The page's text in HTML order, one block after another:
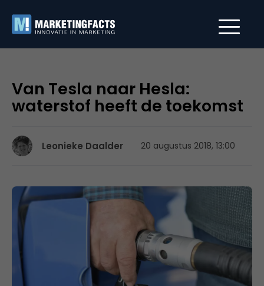
Van Tesla naar Hesla:
waterstof heeft de toekomst
Leonieke Daalder 20 augustus 2018, 13:00